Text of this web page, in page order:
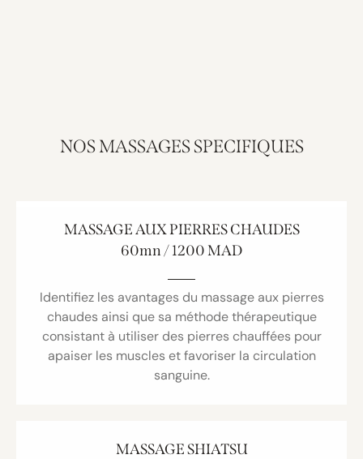
NOS MASSAGES SPECIFIQUES
MASSAGE AUX PIERRES CHAUDES
60mn / 1200 MAD
Identifiez les avantages du massage aux pierres
chaudes ainsi que sa méthode thérapeutique
consistant à utiliser des pierres chauffées pour
apaiser les muscles et favoriser la circulation
sanguine.
MASSAGE SHIATSU